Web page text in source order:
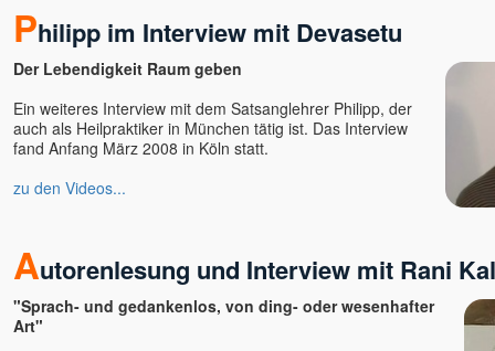
Philipp im Interview mit Devasetu
Der Lebendigkeit Raum geben
Ein weiteres Interview mit dem Satsanglehrer Philipp, der
auch als Heilpraktiker in München tätig ist. Das Interview
fand Anfang März 2008 in Köln statt.
zu den Videos...
Autorenlesung und Interview mit Rani
"Sprach- und gedankenlos, von ding- oder wesenhafter
Art"